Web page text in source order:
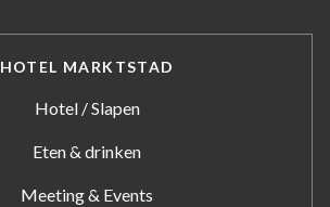
HOTEL MARKTSTAD
Hotel / Slapen
Eten & drinken
Meeting & Events